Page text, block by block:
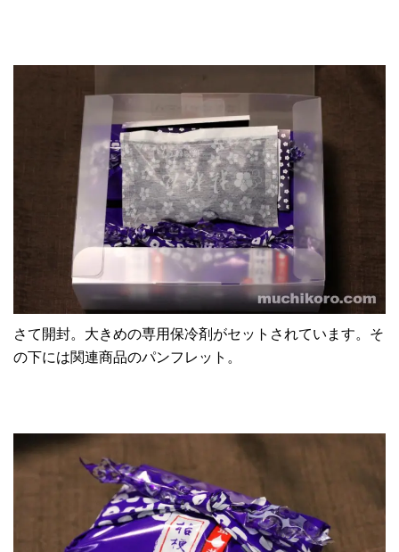
さて開封。大きめの専用保冷剤がセットされています。そ
の下には関連商品のパンフレット。